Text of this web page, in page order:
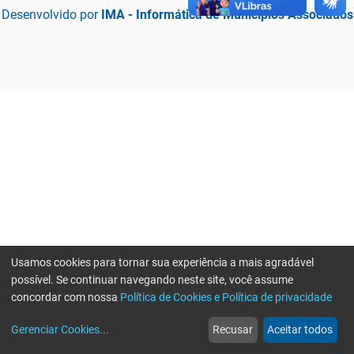
Desenvolvido por IMA - Informática de Municípios Associados
web
Notícias
more_horiz
Mais
Usamos cookies para tornar sua experiência a mais agradável
possível. Se continuar navegando neste site, você assume
concordar com nossa Política de Cookies e Política de privacidade
Gerenciar Cookies... Recusar Aceitar todos
Erro ao enviar informações, por favor tente novamente